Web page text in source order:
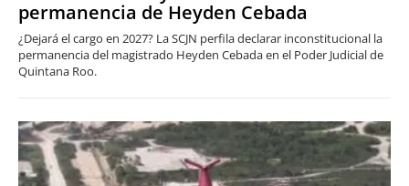
permanencia de Heyden Cebada
¿Dejará el cargo en 2027? La SCJN perfila declarar inconstitucional la
permanencia del magistrado Heyden Cebada en el Poder Judicial de
Quintana Roo.